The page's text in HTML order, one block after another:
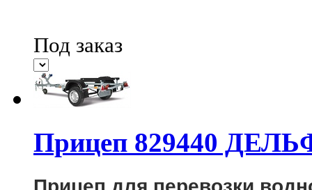
Под заказ
Прицеп 829440